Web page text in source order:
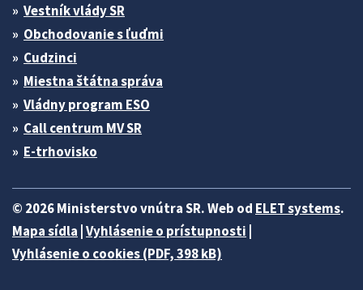
Vestník vlády SR
Obchodovanie s ľuďmi
Cudzinci
Miestna štátna správa
Vládny program ESO
Call centrum MV SR
E-trhovisko
© 2026 Ministerstvo vnútra SR. Web od ELET systems.
Mapa sídla Vyhlásenie o prístupnosti
Vyhlásenie o cookies (PDF, 398 kB)